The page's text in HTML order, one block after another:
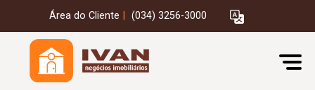
Área do Cliente (034) 3256-3000